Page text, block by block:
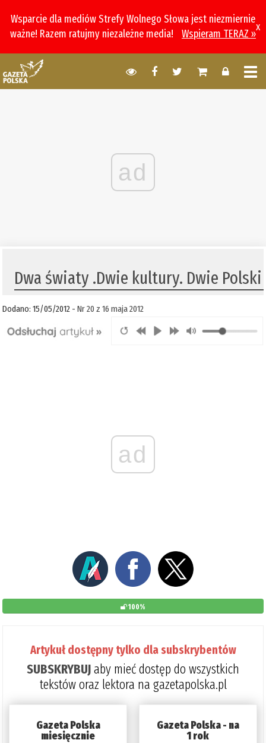
Wsparcie dla mediów Strefy Wolnego Słowa jest niezmiernie
ważne! Razem ratujmy niezależne media!
Wspieram TERAZ »
x
ad
Dwa światy .Dwie kultury. Dwie Polski
Dodano: 15/05/2012 -Nr 20 z 16 maja 2012
ad
100%
Artykuł dostępny tylko dla subskrybentów
SUBSKRYBUJaby mieć dostęp do wszystkich
tekstów oraz lektora na gazetapolska.pl
Gazeta Polska
miesięcznie
Gazeta Polska - na
1 rok